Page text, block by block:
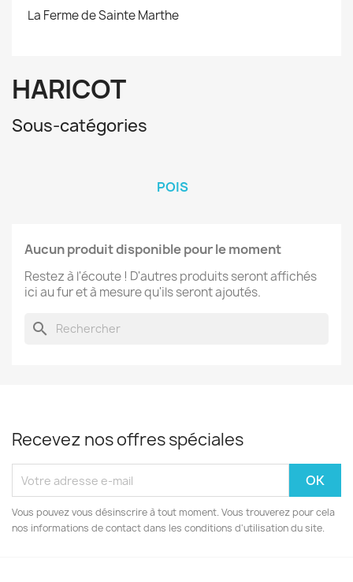
La Ferme de Sainte Marthe
HARICOT
Sous-catégories
POIS
Aucun produit disponible pour le moment
Restez à l'écoute ! D'autres produits seront affichés
ici au fur et à mesure qu'ils seront ajoutés.
search
Recevez nos offres spéciales
Vous pouvez vous désinscrire à tout moment. Vous trouverez pour cela
nos informations de contact dans les conditions d'utilisation du site.